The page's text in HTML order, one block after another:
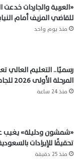
«العربية والجاردات خدعت
للقاضي المزيف أمام
منذ يوم واحد
رسميًا.. التعليم العالي
المرحلة الأولى 2026 للجامعات
منذ 24 ساعة
تحقيقًا للإيرادات
منذ 25 دقيقة